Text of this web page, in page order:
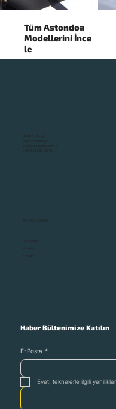
Tüm Astondoa
Modellerini İnce
le
Haber Bültenimize Katılın
E-Posta *
Evet, teknelerle ilgili
MARKALARIMIZ
Astondoa
Anytec
+90 541 890 86 07